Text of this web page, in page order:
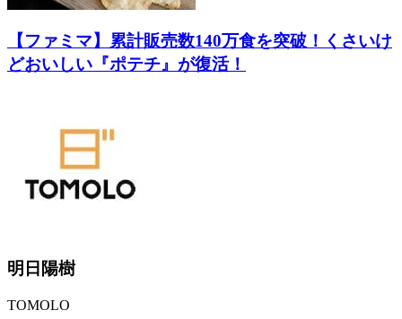
【ファミマ】累計販売数140万食を突破！くさいけ
どおいしい『ポテチ』が復活！
明日陽樹
TOMOLO